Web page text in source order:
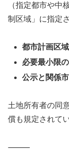
（指定都市や中
制区域」に指定
都市計画区
必要最小限
公示と関係
土地所有者の同
償も規定されて
⸻